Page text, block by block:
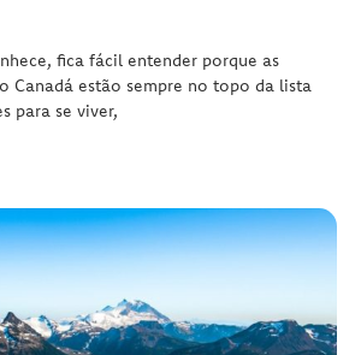
fica fácil entender porque as
Canadá estão sempre no topo da lista
para se viver,